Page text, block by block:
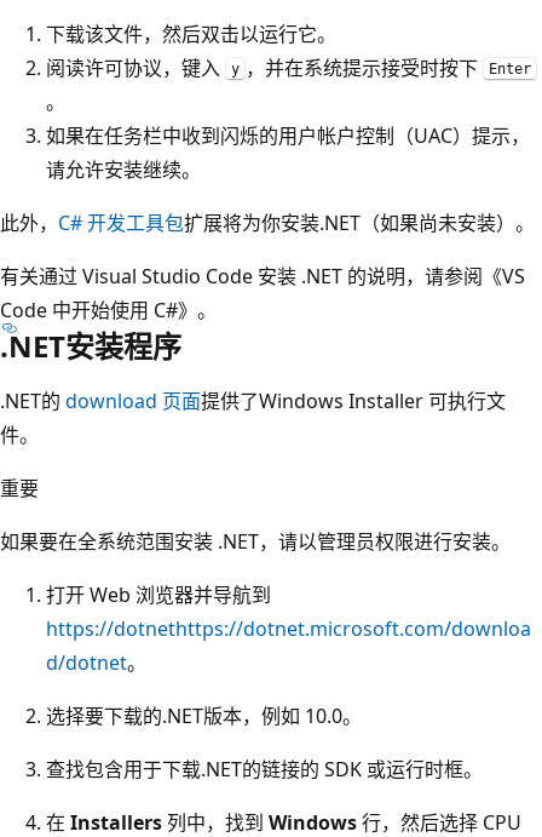
下载该文件，然后双击以运行它。
阅读许可协议，键入
y ，并在系统提示接受时按下 Enter
。
如果在任务栏中收到闪烁的用户帐户控制（UAC）提示，
请允许安装继续。
此外， C# 开发工具包扩展将为你安装.NET（如果尚未安装）。
有关通过 Visual Studio Code 安装 .NET 的说明，请参阅《VS
Code 中开始使用 C#》。
.NET安装程序
.NET的 download 页面提供了Windows Installer 可执行文
件。
重要
如果要在全系统范围安装 .NET，请以管理员权限进行安装。
打开 Web 浏览器并导航到
https://dotnethttps://dotnet.microsoft.com/downloa
d/dotnet。
选择要下载的.NET版本，例如 10.0。
查找包含用于下载.NET的链接的 SDK 或运行时框。
在 Installers 列中，找到 Windows行，然后选择 CPU